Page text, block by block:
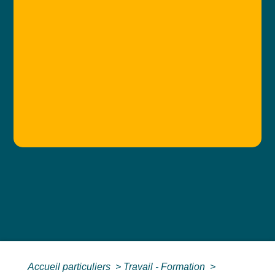
Accueil particuliers > Travail - Formation >